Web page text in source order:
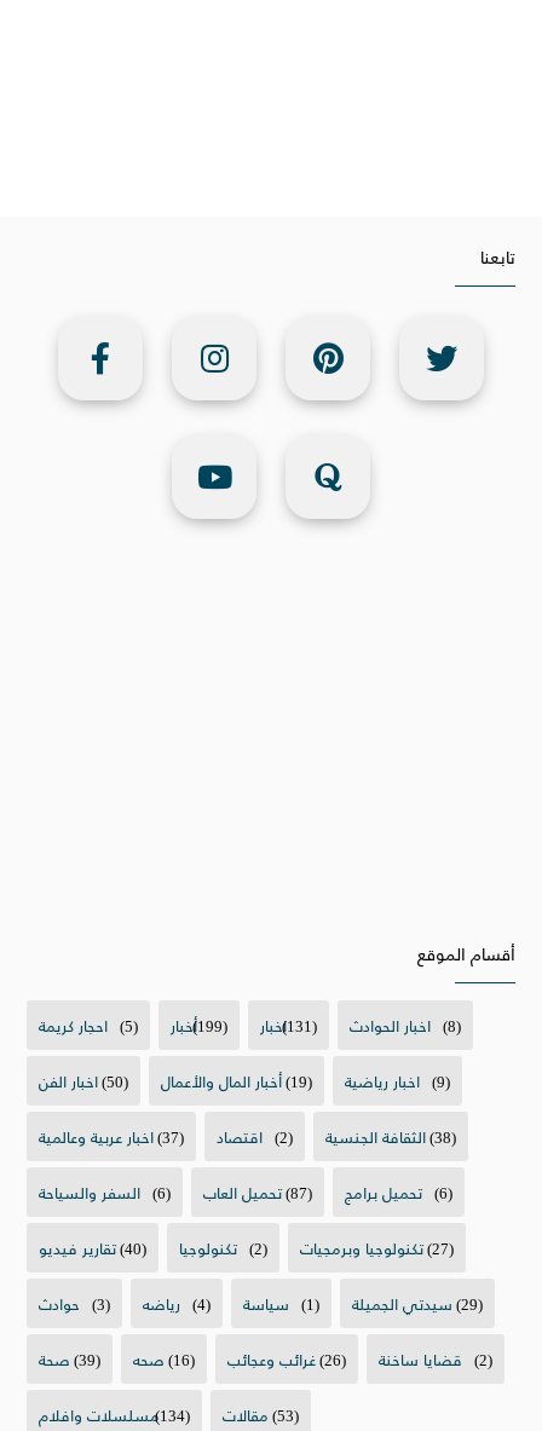
تابعنا
أقسام الموقع
احجار كريمة (5) أخبار(199) اخبار(131) اخبار الحوادث (8)
اخبار الفن(50) أخبار المال والأعمال(19) اخبار رياضية (9)
اخبار عربية وعالمية(37) اقتصاد (2) الثقافة الجنسية(38)
السفر والسياحة (6) تحميل العاب(87) تحميل برامج (6)
تقارير فيديو(40) تكنولوجيا (2) تكنولوجيا وبرمجيات(27)
حوادث (3) رياضه (4) سياسة (1) سيدتي الجميلة(29)
صحة(39) صحه(16) غرائب وعجائب(26) قضايا ساخنة (2)
مسلسلات وافلام(134) مقالات(53)